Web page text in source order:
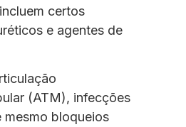
certos
e agentes de
(ATM), infecções
mesmo bloqueios